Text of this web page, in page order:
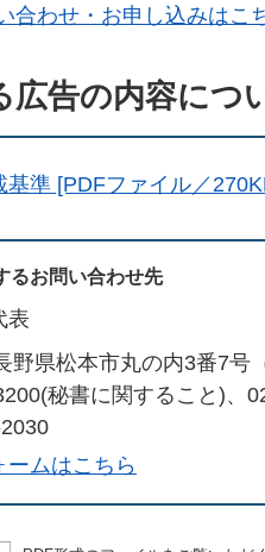
合わせ・お申し込みはこ
広告の内容につ
基準 [PDFファイル／
るお問い合わせ先
表
野県松本市丸の内3番7号
秘書に関すること)、
ームはこちら